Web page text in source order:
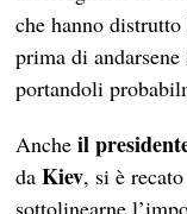
che hanno distrutto
prima di
portandoli
Ancheil
da Kiev, si è
sottolinearne